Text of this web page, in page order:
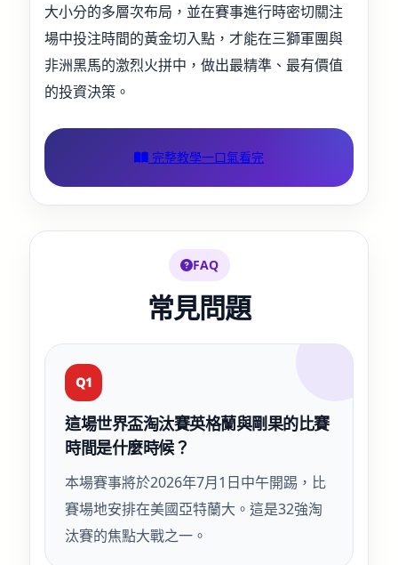
大小分的多層次布局，並在賽事進行時密切關注
場中投注時間的黃金切入點，才能在三獅軍團與
非洲黑馬的激烈火拼中，做出最精準、最有價值
的投資決策。
完整教學一口氣看完
FAQ
常見問題
Q1
這場世界盃淘汰賽英格蘭與剛果的比賽
時間是什麼時候？
本場賽事將於2026年7月1日中午開踢，比
賽場地安排在美國亞特蘭大。這是32強淘
汰賽的焦點大戰之一。